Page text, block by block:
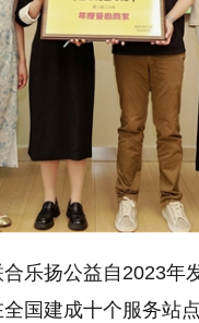
合乐扬公益自2023
国建成十个服务站